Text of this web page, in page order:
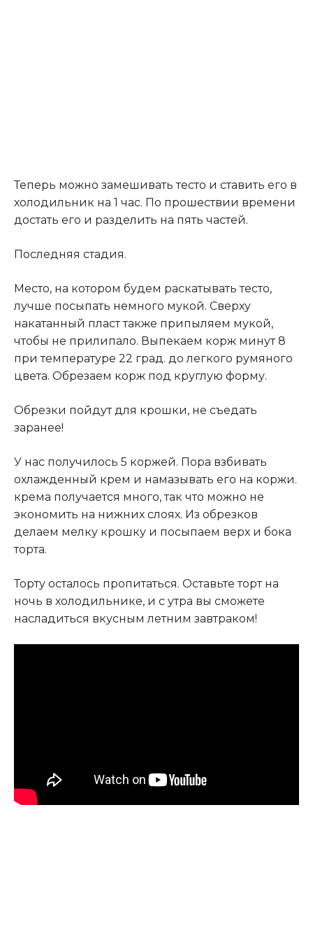
Теперь можно замешивать тесто и ставить его в
холодильник на 1 час. По прошествии времени
достать его и разделить на пять частей.
Последняя стадия.
Место, на котором будем раскатывать тесто,
лучше посыпать немного мукой. Сверху
накатанный пласт также припыляем мукой,
чтобы не прилипало. Выпекаем корж минут 8
при температуре 22 град. до легкого румяного
цвета. Обрезаем корж под круглую форму.
Обрезки пойдут для крошки, не съедать
заранее!
У нас получилось 5 коржей. Пора взбивать
охлажденный крем и намазывать его на коржи.
крема получается много, так что можно не
экономить на нижних слоях. Из обрезков
делаем мелку крошку и посыпаем верх и бока
торта.
Торту осталось пропитаться. Оставьте торт на
ночь в холодильнике, и с утра вы сможете
насладиться вкусным летним завтраком!